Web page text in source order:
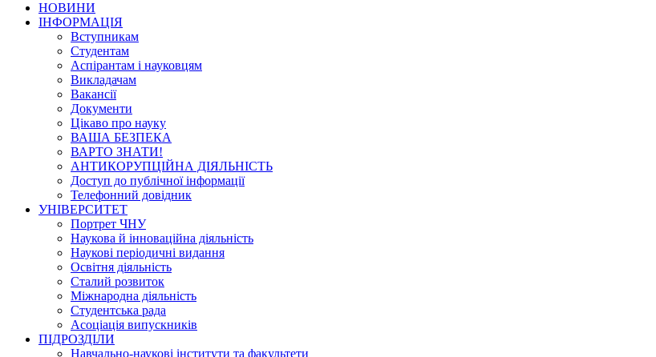
НОВИНИ
ІНФОРМАЦІЯ
Вступникам
Студентам
Аспірантам і науковцям
Викладачам
Вакансії
Документи
Цікаво про науку
ВАША БЕЗПЕКА
ВАРТО ЗНАТИ!
АНТИКОРУПЦІЙНА ДІЯЛЬНІСТЬ
Доступ до публічної інформації
Телефонний довідник
УНІВЕРСИТЕТ
Портрет ЧНУ
Наукова й інноваційна діяльність
Наукові періодичні видання
Освітня діяльність
Сталий розвиток
Міжнародна діяльність
Студентська рада
Асоціація випускників
ПІДРОЗДІЛИ
Навчально-наукові інститути та факультети